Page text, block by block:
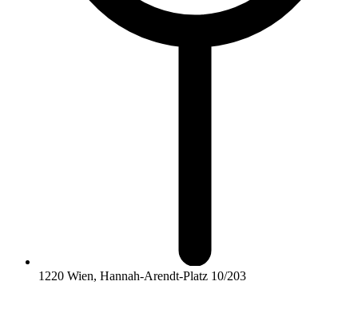
1220 Wien, Hannah-Arendt-Platz 10/203